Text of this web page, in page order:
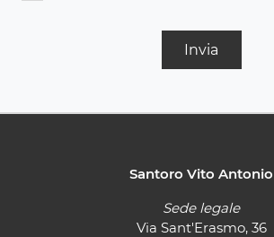
Invia
Santoro Vito Antonio
Sede legale
Via Sant'Erasmo, 36